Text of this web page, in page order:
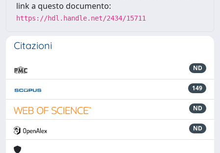
link a questo documento:
https://hdl.handle.net/2434/15711
Citazioni
ND
149
ND
ND